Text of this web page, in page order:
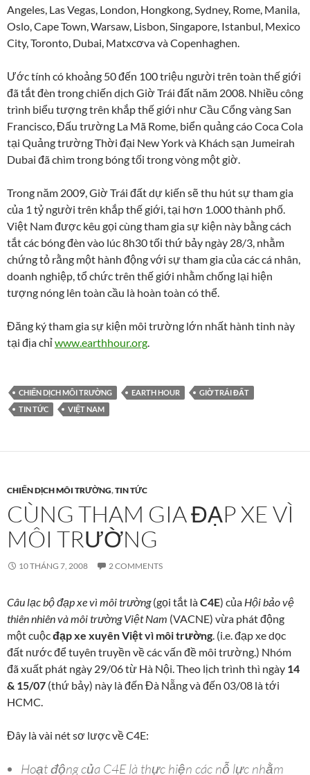
Angeles, Las Vegas, London, Hongkong, Sydney, Rome, Manila,
Oslo, Cape Town, Warsaw, Lisbon, Singapore, Istanbul, Mexico
City, Toronto, Dubai, Matxcơva và Copenhaghen.
Ước tính có khoảng 50 đến 100 triệu người trên toàn thế giới
đã tắt đèn trong chiến dịch Giờ Trái đất năm 2008. Nhiều công
trình biểu tượng trên khắp thế giới như Cầu Cổng vàng San
Francisco, Đấu trường La Mã Rome, biển quảng cáo Coca Cola
tại Quảng trường Thời đại New York và Khách sạn Jumeirah
Dubai đã chìm trong bóng tối trong vòng một giờ.
Trong năm 2009, Giờ Trái đất dự kiến sẽ thu hút sự tham gia
của 1 tỷ người trên khắp thế giới, tại hơn 1.000 thành phố.
Việt Nam được kêu gọi cùng tham gia sự kiện này bằng cách
tắt các bóng đèn vào lúc 8h30 tối thứ bảy ngày 28/3, nhằm
chứng tỏ rằng một hành động với sự tham gia của các cá nhân,
doanh nghiệp, tổ chức trên thế giới nhằm chống lại hiện
tượng nóng lên toàn cầu là hoàn toàn có thể.
Đăng ký tham gia sự kiện môi trường lớn nhất hành tinh này
tại địa chỉwww.earthhour.org.
CHIẾN DỊCH MÔI TRƯỜNG EARTH HOUR
GIỜ TRÁI ĐẤT
TIN TỨC
VIỆT NAM
CHIẾN DỊCH MÔI TRƯỜNG,TIN TỨC
CÙNG THAM GIA ĐẠP XE VÌ
MÔI TRƯỜNG
10 THÁNG 7, 2008 2 COMMENTS
Câu lạc bộ đạp xe vì môi trường(gọi tắt làC4E) của Hội bảo vệ
thiên nhiên và môi trường Việt Nam (VACNE) vừa phát động
một cuộcđạp xe xuyên Việt vì môi trường. (i.e. đạp xe dọc
đất nước để tuyên truyền về các vấn đề môi trường.) Nhóm
đã xuất phát ngày 29/06 từ Hà Nội. Theo lịch trình thì ngày 14
& 15/07 (thứ bảy) này là đến Đà Nẵng và đến 03/08 là tới
HCMC.
Đây là vài nét sơ lược về C4E:
Hoạt động của C4E là thực hiện các nỗ lực nhằm